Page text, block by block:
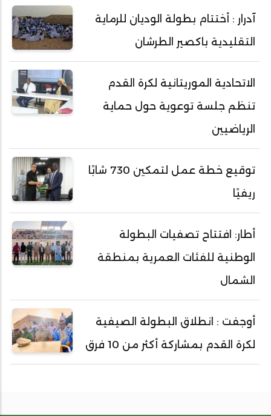
آدرار : أختتام بطولة الوديان للرماية
التقليدية باكصير الطرشان
الاتحادية الموريتانية لكرة القدم
تنظم جلسة توعوية حول حماية
الرياضيين
توقيع خطة عمل لتمكين 730 شابًا
ريفيًا
أطار: افتتاح تصفيات البطولة
الوطنية للفئات العمرية بمنطقة
الشمال
أوجفت : انطلاق البطولة الصيفية
لكرة القدم بمشاركة أكثر من 10 فرق